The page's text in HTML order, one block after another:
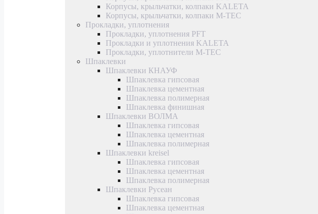
Корпусы, крыльчатки, колпаки KALETA
Корпусы, крыльчатки, колпаки M-TEC
Прокладки, уплотнения
Прокладки, уплотнения PFT
Прокладки и уплотнения KALETA
Прокладки, уплотнители M-TEC
Шпаклевки
Шпаклевки КНАУФ
Шпаклевка гипсовая
Шпаклевка цементная
Шпаклевка полимерная
Шпаклевка финишная
Шпаклевки ВОЛМА
Шпаклевка гипсовая
Шпаклевка цементная
Шпаклевка полимерная
Шпаклевки kreisel
Шпаклевка гипсовая
Шпаклевка цементная
Шпаклевка полимерная
Шпаклевки Русеан
Шпаклевка гипсовая
Шпаклевка цементная